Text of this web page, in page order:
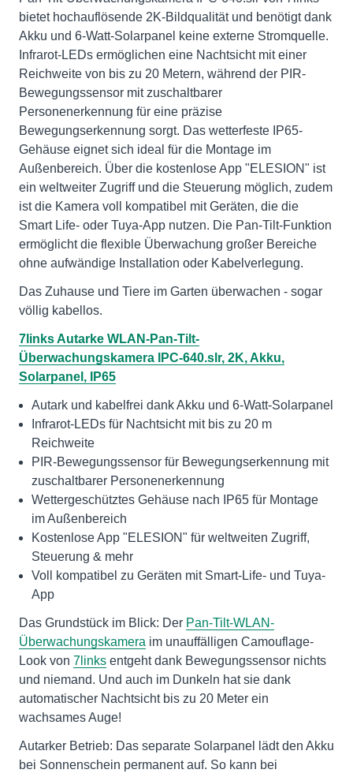
bietet hochauflösende 2K-Bildqualität und benötigt dank
Akku und 6-Watt-Solarpanel keine externe Stromquelle.
Infrarot-LEDs ermöglichen eine Nachtsicht mit einer
Reichweite von bis zu 20 Metern, während der PIR-
Bewegungssensor mit zuschaltbarer
Personenerkennung für eine präzise
Bewegungserkennung sorgt. Das wetterfeste IP65-
Gehäuse eignet sich ideal für die Montage im
Außenbereich. Über die kostenlose App "ELESION" ist
ein weltweiter Zugriff und die Steuerung möglich, zudem
ist die Kamera voll kompatibel mit Geräten, die die
Smart Life- oder Tuya-App nutzen. Die Pan-Tilt-Funktion
ermöglicht die flexible Überwachung großer Bereiche
ohne aufwändige Installation oder Kabelverlegung.
Das Zuhause und Tiere im Garten überwachen - sogar
völlig kabellos.
7links Autarke WLAN-Pan-Tilt-
Überwachungskamera IPC-640.slr, 2K, Akku,
Solarpanel, IP65
Autark und kabelfrei dank Akku und 6-Watt-Solarpanel
Infrarot-LEDs für Nachtsicht mit bis zu 20 m
Reichweite
PIR-Bewegungssensor für Bewegungserkennung mit
zuschaltbarer Personenerkennung
Wettergeschütztes Gehäuse nach IP65 für Montage
im Außenbereich
Kostenlose App "ELESION" für weltweiten Zugriff,
Steuerung & mehr
Voll kompatibel zu Geräten mit Smart-Life- und Tuya-
App
Das Grundstück im Blick: Der Pan-Tilt-WLAN-
Überwachungskamera im unauffälligen Camouflage-
Look von 7links entgeht dank Bewegungssensor nichts
und niemand. Und auch im Dunkeln hat sie dank
automatischer Nachtsicht bis zu 20 Meter ein
wachsames Auge!
Autarker Betrieb: Das separate Solarpanel lädt den Akku
bei Sonnenschein permanent auf. So kann bei